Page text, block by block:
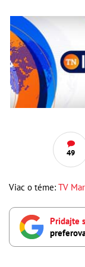
49
Viac o téme: TV
Pridajte